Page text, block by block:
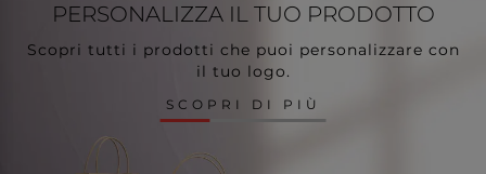
PERSONALIZZA IL TUO PRODOTTO
Scopri tutti i prodotti che puoi personalizzare con
il tuo logo.
SCOPRI DI PIÙ